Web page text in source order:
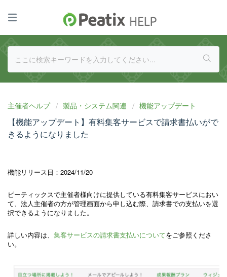
主催者ヘルプ 製品・システム関連 機能アップデート
【機能アップデート】有料集客サービスで請求書払いがで
きるようになりました
機能リリース日：2024/11/20
ピーティックスで主催者様向けに提供している有料集客サービスにおい
て、法人主催者の方が管理画面から申し込む際、請求書での支払いを選
択できるようになりました。
詳しい内容は、 集客サービスの請求書支払いについてをご参照くださ
い。